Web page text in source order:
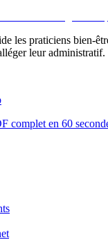
les praticiens bien-
leur administratif.
complet en 60